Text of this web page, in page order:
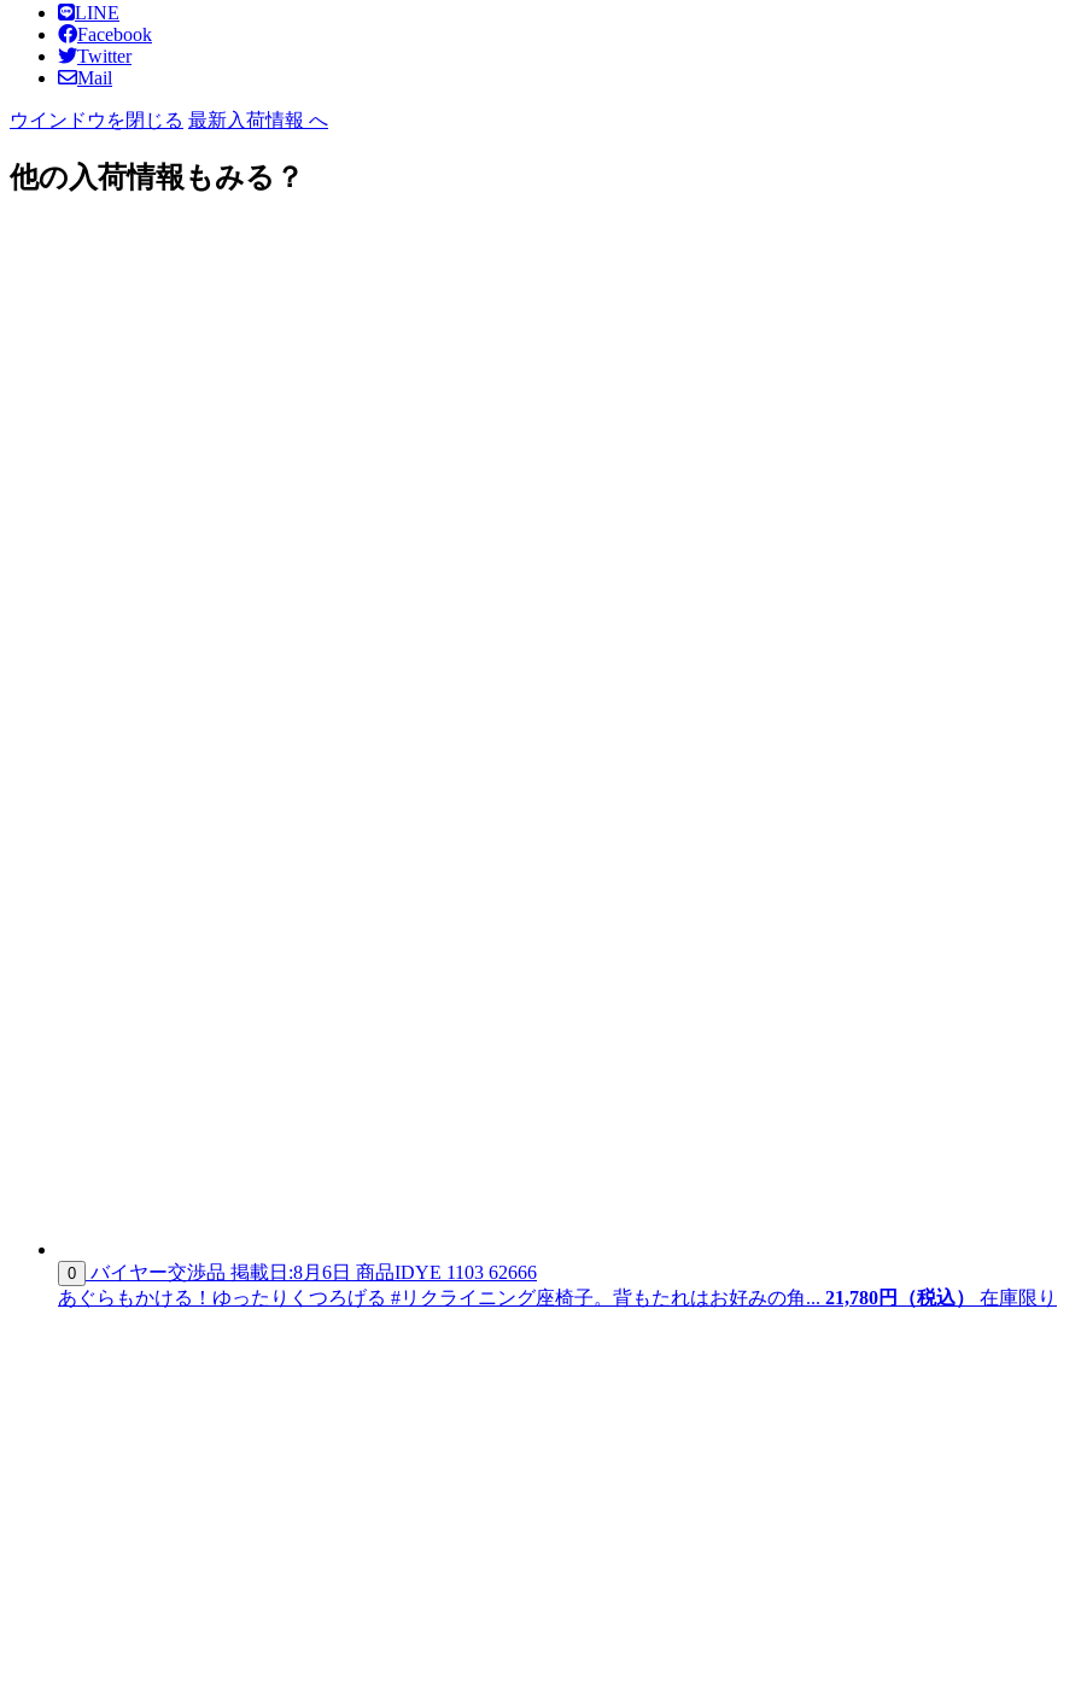
LINE
Facebook
Twitter
Mail
ウインドウを閉じる 最新入荷情報 へ
他の入荷情報もみる？
0 バイヤー交渉品 掲載日:8月6日 商品IDYE 1103 62666
あぐらもかける！ゆったりくつろげる #リクライニング座椅子。背もたれはお好みの角... 21,780円（税込） 在庫限り